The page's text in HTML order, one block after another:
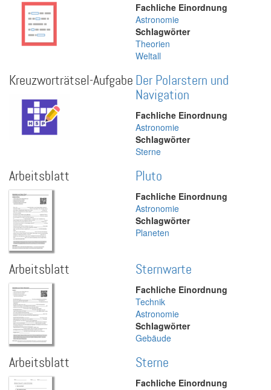
Fachliche Einordnung
Astronomie
Schlagwörter
Theorien
Weltall
Kreuzworträtsel-Aufgabe Der Polarstern und
Navigation
Fachliche Einordnung
Astronomie
Schlagwörter
Sterne
Arbeitsblatt Pluto
Fachliche Einordnung
Astronomie
Schlagwörter
Planeten
Arbeitsblatt Sternwarte
Fachliche Einordnung
Technik
Astronomie
Schlagwörter
Gebäude
Arbeitsblatt Sterne
Fachliche Einordnung